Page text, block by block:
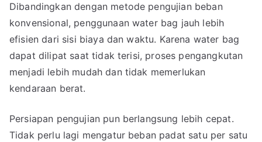
Dibandingkan dengan metode pengujian beban
konvensional, penggunaan water bag jauh lebih
efisien dari sisi biaya dan waktu. Karena water bag
dapat dilipat saat tidak terisi, proses pengangkutan
menjadi lebih mudah dan tidak memerlukan
kendaraan berat.
Persiapan pengujian pun berlangsung lebih cepat.
Tidak perlu lagi mengatur beban padat satu per satu